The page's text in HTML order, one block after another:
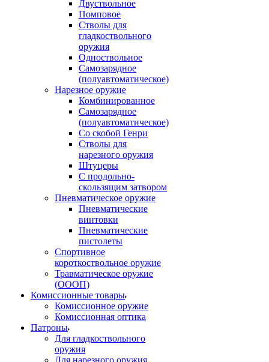
Двуствольное
Помповое
Стволы для
гладкоствольного
оружия
Одноствольное
Самозарядное
(полуавтоматическое)
Нарезное оружие
Комбинированное
Самозарядное
(полуавтоматическое)
Со скобой Генри
Стволы для
нарезного оружия
Штуцеры
С продольно-
скользящим затвором
Пневматическое оружие
Пневматические
винтовки
Пневматические
пистолеты
Спортивное
короткоствольное оружие
Травматическое оружие
(ОООП)
Комиссионные товары
Комиссионное оружие
Комиссионная оптика
Патроны
Для гладкоствольного
оружия
Для нарезного оружия